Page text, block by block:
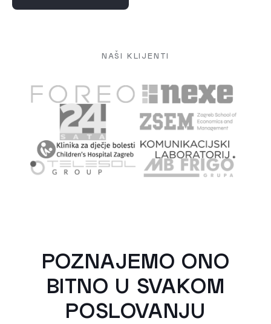
NAŠI KLIJENTI
POZNAJEMO ONO
BITNO U SVAKOM
POSLOVANJU